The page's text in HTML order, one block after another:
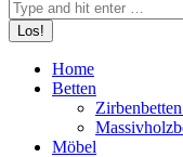
Home
Betten
Möbel